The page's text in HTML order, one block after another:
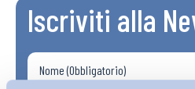
Iscriviti alla